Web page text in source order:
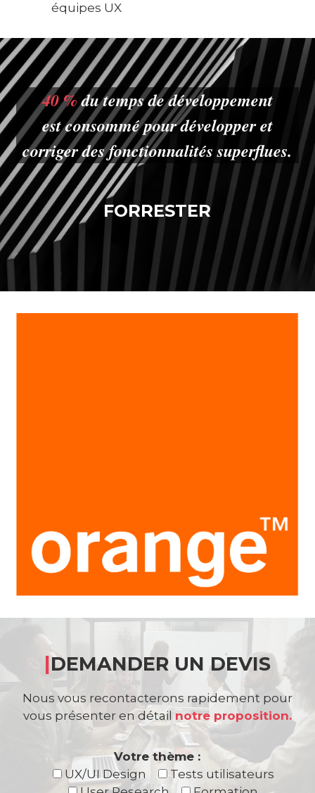
équipes UX
40 %du temps de développement
est consommé pour développer et
corriger des fonctionnalités superflues.
FORRESTER
|DEMANDER UN DEVIS
Nous vous recontacterons rapidement pour
vous présenter en détail notre proposition.
Votre thème :
UX/UI Design
Tests utilisateurs